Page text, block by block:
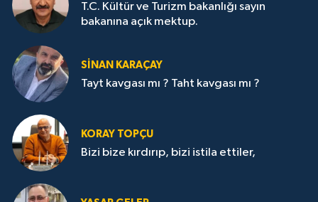
T.C. Kültür ve Turizm bakanlığı sayın
bakanına açık mektup.
SİNAN KARAÇAY
Tayt kavgası mı ? Taht kavgası mı ?
KORAY TOPÇU
Bizi bize kırdırıp, bizi istila ettiler,